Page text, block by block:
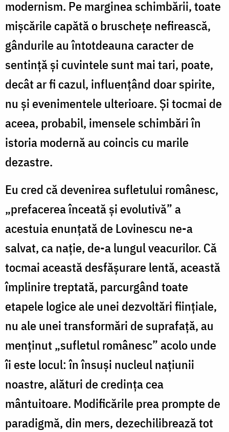
modernism. Pe marginea schimbării, toate
mișcările capătă o bruschețe nefirească,
gândurile au întotdeauna caracter de
sentință și cuvintele sunt mai tari, poate,
decât ar fi cazul, influențând doar spirite,
nu și evenimentele ulterioare. Și tocmai de
aceea, probabil, imensele schimbări în
istoria modernă au coincis cu marile
dezastre.
Eu cred că devenirea sufletului românesc,
„prefacerea înceată și evolutivă” a
acestuia enunțată de Lovinescu ne-a
salvat, ca nație, de-a lungul veacurilor. Că
tocmai această desfășurare lentă, această
împlinire treptată, parcurgând toate
etapele logice ale unei dezvoltări ființiale,
nu ale unei transformări de suprafață, au
menținut „sufletul românesc” acolo unde
îi este locul: în însuși nucleul națiunii
noastre, alături de credința cea
mântuitoare. Modificările prea prompte de
paradigmă, din mers, dezechilibrează tot